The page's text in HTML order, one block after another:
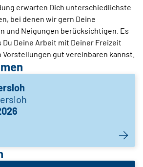
erwarten Dich unterschiedlichste
bei denen wir gern Deine
und Neigungen berücksichtigen. Es
Deine Arbeit mit Deiner Freizeit
Vorstellungen gut vereinbaren kannst.